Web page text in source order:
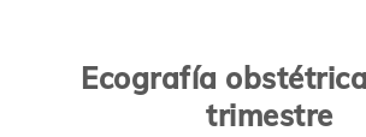
Ecografía
trimestre